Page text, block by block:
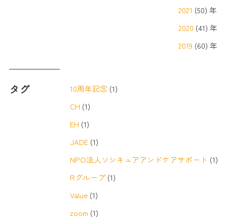
2021 (50) 年
2020 (41) 年
2019 (60) 年
タグ 10周年記念 (1)
CH (1)
EH (1)
JADE (1)
NPO法人ソシキュアアンドケアサポート (1)
Rグループ (1)
Value (1)
zoom (1)